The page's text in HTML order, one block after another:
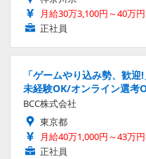
月給30万3,100円～40万円
正社員
「ゲームやり込み勢、歓
未経験OK/オンライン選考
BCC株式会社
東京都
月給40万1,000円～43万円
正社員